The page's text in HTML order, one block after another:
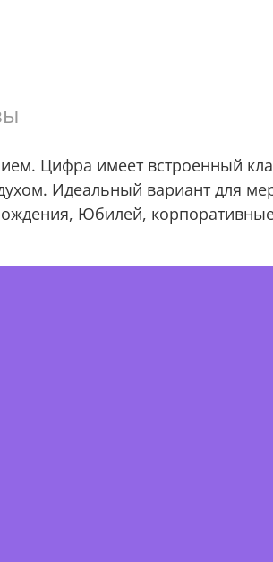
Цифра имеет встроенный
Идеальный вариант для
Юбилей,